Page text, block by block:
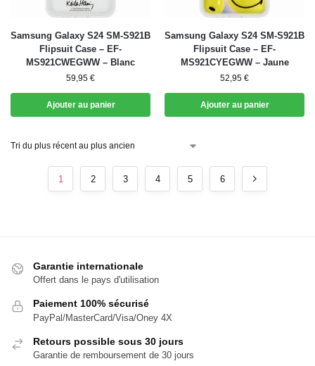
Samsung Galaxy S24 SM-S921B
Flipsuit Case – EF-
MS921CWEGWW – Blanc
59,95 €
Ajouter au panier
Samsung Galaxy S24 SM-S921B
Flipsuit Case – EF-
MS921CYEGWW – Jaune
52,95 €
Ajouter au panier
1 2 3 4 5 6
Garantie internationale
Offert dans le pays d'utilisation
Paiement 100% sécurisé
PayPal/MasterCard/Visa/Oney 4X
Retours possible sous 30 jours
Garantie de remboursement de 30 jours